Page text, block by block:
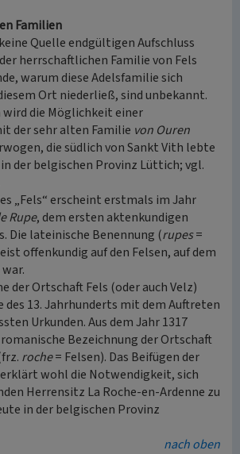
Familien
Quelle endgültigen Aufschluss
herrschaftlichen Familie von Fels
warum diese Adelsfamilie sich
Ort niederließ, sind unbekannt.
die Möglichkeit einer
der sehr alten Familie von Ouren
die südlich von Sankt Vith lebte
der belgischen Provinz Lüttich; vgl.
„Fels“ erscheint erstmals im Jahr
Rupe, dem ersten aktenkundigen
Die lateinische Benennung (rupes=
offenkundig auf den Felsen, auf dem
der Ortschaft Fels (oder auch Velz)
des 13. Jahrhunderts mit dem Auftreten
Urkunden. Aus dem Jahr 1317
Bezeichnung der Ortschaft
roche= Felsen). Das Beifügen der
wohl die Notwendigkeit, sich
Herrensitz La Roche-en-Ardenne zu
in der belgischen Provinz
nach oben